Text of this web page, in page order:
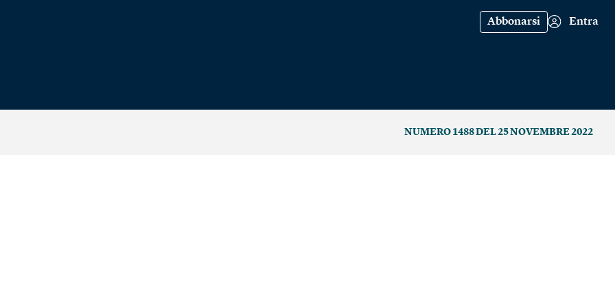
Abbonarsi Entra
NUMERO 1488 DEL 25 NOVEMBRE 2022